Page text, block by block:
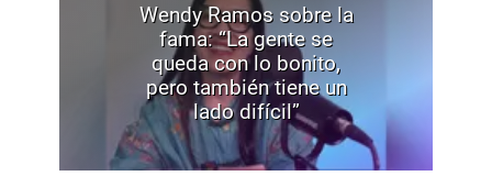
Wendy Ramos sobre la
fama: “La gente se
queda con lo bonito,
pero también tiene un
lado difícil”